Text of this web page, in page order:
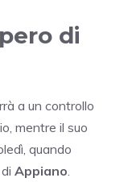
di
a un controllo
mentre il suo
quando
Appiano.